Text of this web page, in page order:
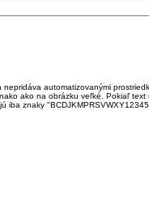
automatizovanými
ako na obrázku veľké. Pokiaľ
iba znaky